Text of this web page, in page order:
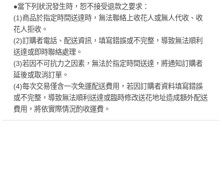
●當下列狀況發生時，恕不接受退款之要求：
(1)商品於指定時間送達時，無法聯絡上收花人或無人代收、收
花人拒收。
(2)訂購者電話、配送資訊，填寫錯誤或不完整，導致無法順利
送達或即時聯絡處理。
(3)若因不可抗力之因素，無法於指定時間送達，將通知訂購者
延後或取消訂單。
(4)每次交易僅含一次免運配送費用，若因訂購者資料填寫錯誤
或不完整，導致無法順利送達或臨時修改送花地址造成額外配送
費用，將依實際情況酌收運費。